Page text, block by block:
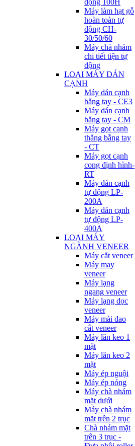
động 100H
Máy làm hạt gỗ
hoàn toàn tự
động CH-
30/50/60
Máy chà nhám
chi tiết tiện tự
động
LOẠI MÁY DÁN
CẠNH
Máy dán cạnh
bằng tay - CE3
Máy dán cạnh
bằng tay - CM
Máy gọt cạnh
thẳng bằng tay
- CT
Máy gọt cạnh
cong định hình-
RT
Máy dán cạnh
tự động LP-
200A
Máy dán cạnh
tự động LP-
400A
LOẠI MÁY
NGÀNH VENEER
Máy cắt veneer
Máy may
veneer
Máy lạng
ngang veneer
Máy lạng dọc
veneer
Máy mài dao
cắt veneer
Máy lăn keo 1
mặt
Máy lăn keo 2
mặt
Máy ép nguội
Máy ép nóng
Máy chà nhám
mặt dưới
Máy chà nhám
mặt trên 2 trục
Chà nhám mặt
trên 3 trục -